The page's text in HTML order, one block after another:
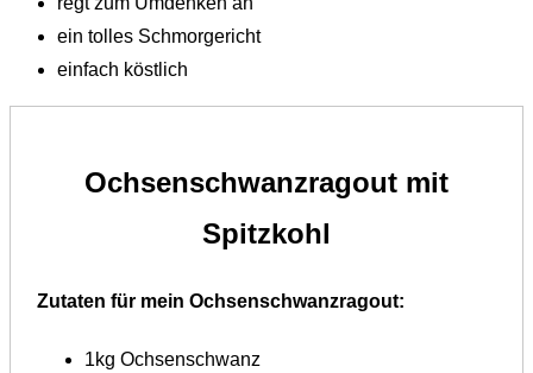
ein tolles Schmorgericht
einfach köstlich
Ochsenschwanzragout mit
Spitzkohl
Zutaten für mein Ochsenschwanzragout:
1kg Ochsenschwanz